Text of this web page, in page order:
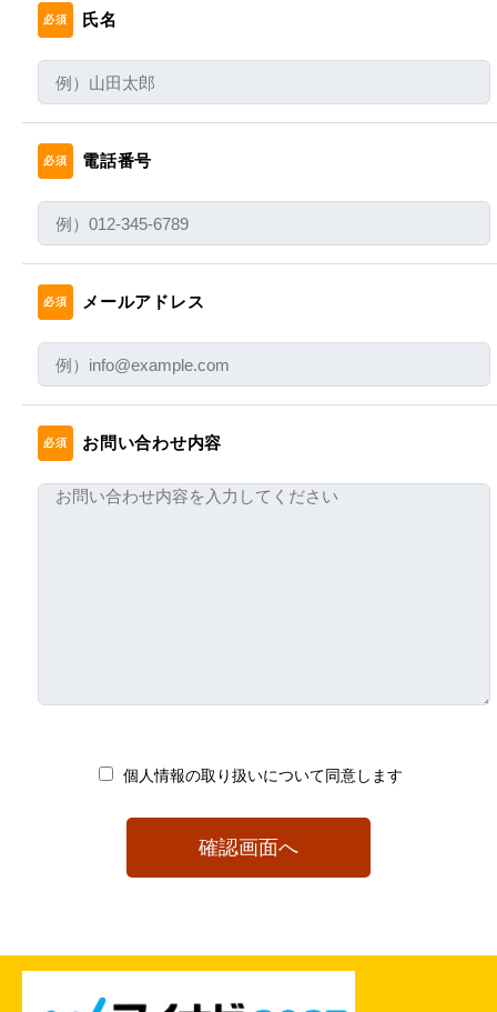
会社概要
採用情報
コラム
健康企業宣言
お問い合わせ
個人情報保護方針
HOME 新着情報 会社概要 事業紹介
お預かりする個人情報の項目
会社名、氏名、電話番号、メールアドレス
個人情報の第三者提供について
き、今回ご入力いただく個人情報は第三者に提供しま
せん。
個人情報の委託について
個人情報の取扱いを外部に委託する場合は、当社が規
を行い、適切な取扱いが行われるよう監督します。
取得した個人情報の開示等及びお問合せ窓
口
本人からの求めにより、当社が本件により取得した個
人情報の利用目的の通知・開示・訂正・追加・削除・
利用停止・消去の請求、第三者提供記録の開示の請
求、第三者提供の停止の請求に応じます。
また、上記の内容に同意いただいた場合のみ、同意欄
必須 氏名
必須 電話番号
必須 メールアドレス
必須 お問い合わせ内容
個人情報の取り扱いについて同意します